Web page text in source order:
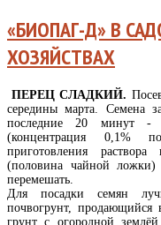
«БИОПАГ-Д» В
ХОЗЯЙСТВАХ
ПЕРЕЦ СЛАДКИЙ.
середины марта. Семена
последние 20 минут -
(концентрация 0,1%
приготовления
(половина чайной
перемешать.
Для посадки семян
почвогрунт,
грунт с огородной